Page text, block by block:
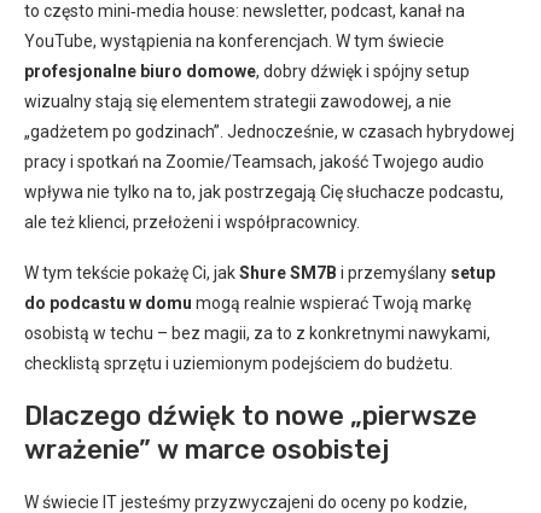
to często mini‑media house: newsletter, podcast, kanał na
YouTube, wystąpienia na konferencjach. W tym świecie
profesjonalne biuro domowe, dobry dźwięk i spójny setup
wizualny stają się elementem strategii zawodowej, a nie
„gadżetem po godzinach”. Jednocześnie, w czasach hybrydowej
pracy i spotkań na Zoomie/Teamsach, jakość Twojego audio
wpływa nie tylko na to, jak postrzegają Cię słuchacze podcastu,
ale też klienci, przełożeni i współpracownicy.
W tym tekście pokażę Ci, jakShure SM7B i przemyślany setup
do podcastu w domu mogą realnie wspierać Twoją markę
osobistą w techu – bez magii, za to z konkretnymi nawykami,
checklistą sprzętu i uziemionym podejściem do budżetu.
Dlaczego dźwięk to nowe „pierwsze
wrażenie” w marce osobistej
W świecie IT jesteśmy przyzwyczajeni do oceny po kodzie,